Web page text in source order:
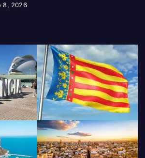
8, 2026